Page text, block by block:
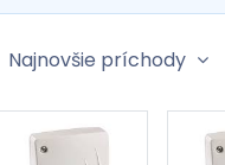
Najnovšie príchody